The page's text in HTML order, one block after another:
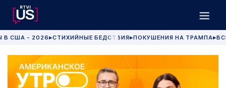
В США - 2026 ▶СТИХИЙНЫЕ БЕДСТВИЯ▶ПОКУШЕНИЯ НА ТРАМПА▶